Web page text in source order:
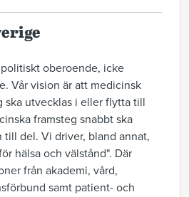
oberoende, icke
Vår vision är att medicinsk
ska utvecklas i eller flytta till
framsteg snabbt ska
del. Vi driver, bland annat,
hälsa och välstånd". Där
från akademi, vård,
samt patient- och